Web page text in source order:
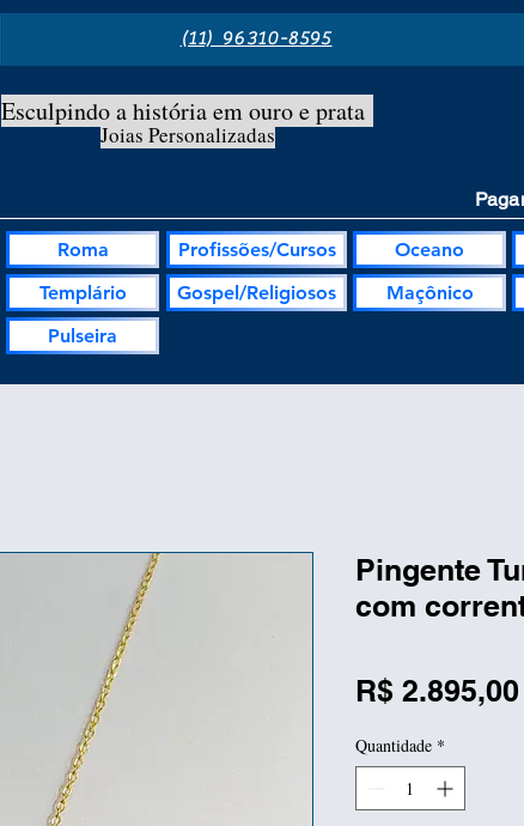
(11) 96310-8595
Esculpindo a história em ouro e prata
Joias Personalizadas
Roma Profissões/Cursos Oceano
Templário
Gospel/Religiosos Maçônico
Pulseira
Pingente
com
R$ 2.895,00
Quantidade *